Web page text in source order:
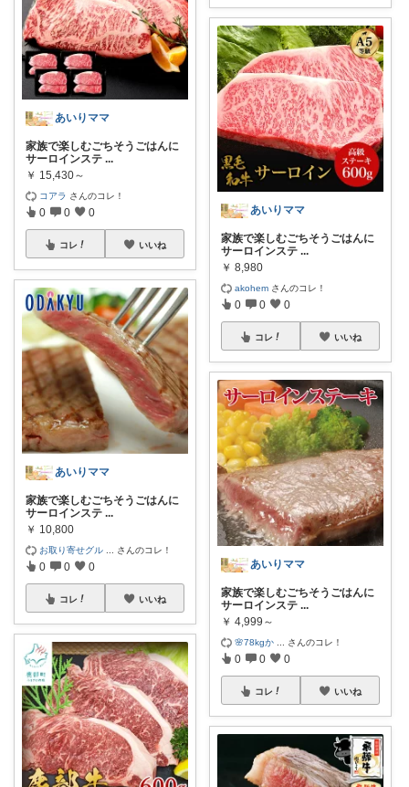
あいりママ
家族で楽しむごちそうごはんに
サーロインステ ...
￥ 15,430～
コアラ さんのコレ！
0 0 0
コレ いいね
あいりママ
家族で楽しむごちそうごはんに
サーロインステ ...
￥ 10,800
お取り寄せグル さんのコレ！
0 0 0
コレ いいね
あいりママ
家族で楽しむごちそうごはんに
サーロインステ ...
￥ 8,980
akohem さんのコレ！
0 0 0
コレ いいね
あいりママ
家族で楽しむごちそうごはんに
サーロインステ ...
￥ 4,999～
🌸78kgか さんのコレ！
0 0 0
コレ いいね